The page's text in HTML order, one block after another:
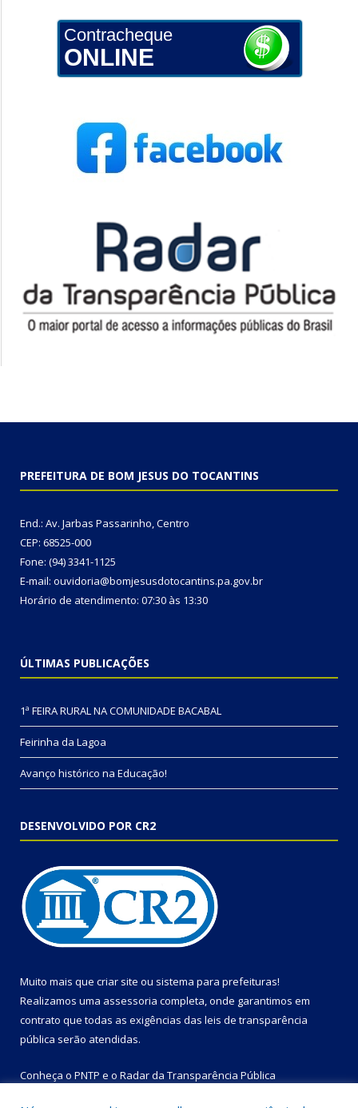
Contracheque
ONLINE
PREFEITURA DE BOM JESUS DO TOCANTINS
End.: Av. Jarbas Passarinho, Centro
CEP: 68525-000
Fone: (94) 3341-1125
E-mail: ouvidoria@bomjesusdotocantins.pa.gov.br
Horário de atendimento: 07:30 às 13:30
ÚLTIMAS PUBLICAÇÕES
1ª FEIRA RURAL NA COMUNIDADE BACABAL
Feirinha da Lagoa
Avanço histórico na Educação!
DESENVOLVIDO POR CR2
Muito mais que criar site ou sistema para prefeituras!
Realizamos uma assessoria completa, onde garantimos em
contrato que todas as exigências das leis de transparência
pública serão atendidas.
Conheça o PNTP e o Radar da Transparência Pública